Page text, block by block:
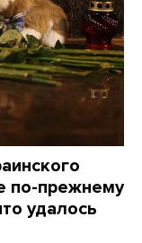
по-прежнему
удалось